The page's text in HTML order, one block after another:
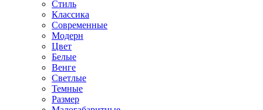
Стиль
Классика
Современные
Модерн
Цвет
Белые
Венге
Светлые
Темные
Размер